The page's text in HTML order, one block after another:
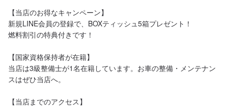
【当店のお得なキャンペーン】
新規LINE会員の登録で、BOXティッシュ5箱プレゼント！
燃料割引の特典付きです！
【国家資格保持者が在籍】
当店は3級整備士が1名在籍しています。お車の整備・メンテナン
スはぜひ当店へ。
【当店までのアクセス】